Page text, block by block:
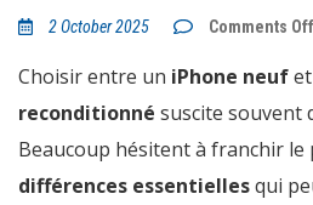
2 October 2025 Comments Off
Choisir entre un iPhone neuf
reconditionné suscite souvent
Beaucoup hésitent à franchir le
différences essentiellesqui